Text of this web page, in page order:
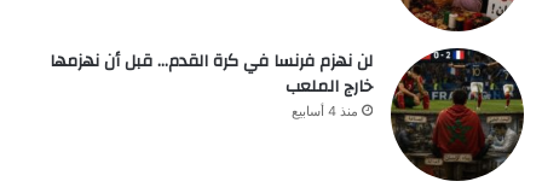
لن نهزم فرنسا في كرة القدم… قبل أن نهزمها
خارج الملعب
منذ 4 أسابيع